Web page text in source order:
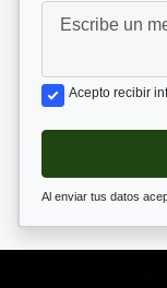
Acepto recibir
Al enviar tus datos